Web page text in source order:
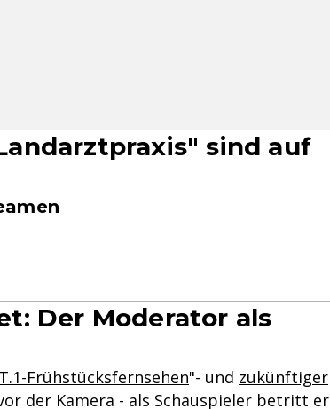
sind auf
Der Moderator als
Frühstücksfernsehen"- und zukünftiger
der Kamera - als Schauspieler betritt er